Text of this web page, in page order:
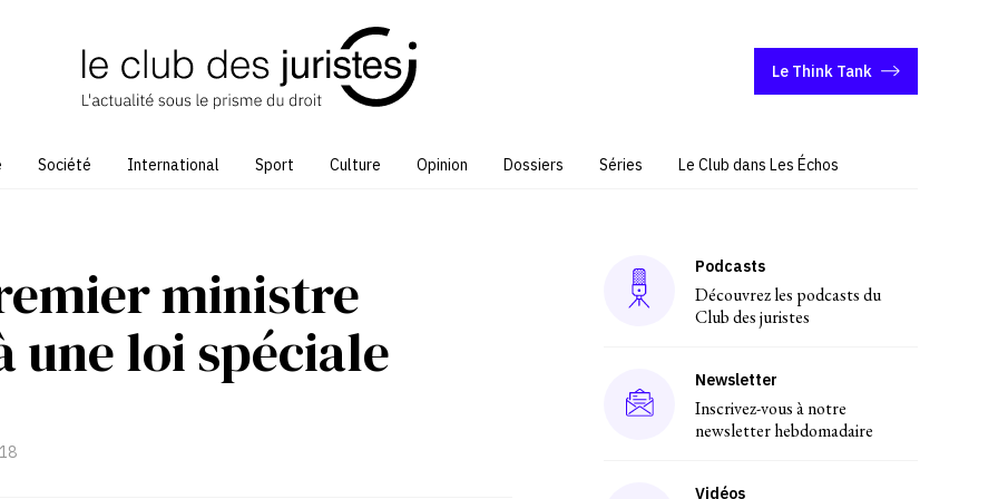
Le Think Tank
Société International Sport Culture Opinion Dossiers Séries Le Club dans Les Échos
ministre
une loi spéciale
Podcasts
Découvrez les podcasts du
Club des juristes
Newsletter
Inscrivez-vous à notre
newsletter hebdomadaire
Vidéos